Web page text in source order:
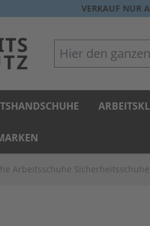
VERKAUF NUR
Hier den ganzen
Arbeitsschuhe Sicherheitsschuhe